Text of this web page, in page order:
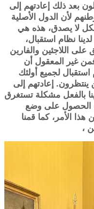
بعد ذلك إعادتهم إلى
لأن الدول الأصلية
لا يصدق، هذه هي
نظام استقبال،
اللاجئين والفارين
غير المعقول أن
لجميع أولئك
ينتظرون. إعادتهم إلى
بالفعل مشكلة تستغرق
الحصول على وضع
الأمر، كما قمنا
،